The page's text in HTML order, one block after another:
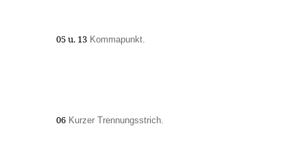
05 u. 13 Kommapunkt.
06 Kurzer Trennungsstrich.